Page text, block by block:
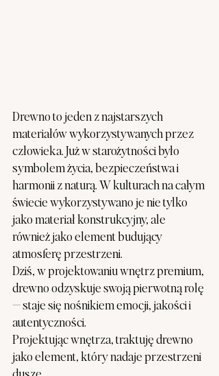
Drewno to jeden z najstarszych
materiałów wykorzystywanych przez
człowieka. Już w starożytności było
symbolem życia, bezpieczeństwa i
harmonii z naturą. W kulturach na całym
świecie wykorzystywano je nie tylko
jako materiał konstrukcyjny, ale
również jako element budujący
atmosferę przestrzeni.
Dziś, w projektowaniu wnętrz premium,
drewno odzyskuje swoją pierwotną rolę
— staje się nośnikiem emocji, jakości i
autentyczności.
Projektując wnętrza, traktuję drewno
jako element, który nadaje przestrzeni